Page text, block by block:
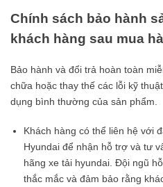
Chính sách bảo hành
khách hàng sau mua
Bảo hành và đổi trả hoàn toàn
chữa hoặc thay thế các lỗi kỹ
dụng bình thường của sản phẩm.
Khách hàng có thể liên hệ với
Hyundai để nhận hỗ trợ và tư
hãng xe tải hyundai. Đội ngũ
thắc mắc và đảm bảo rằng